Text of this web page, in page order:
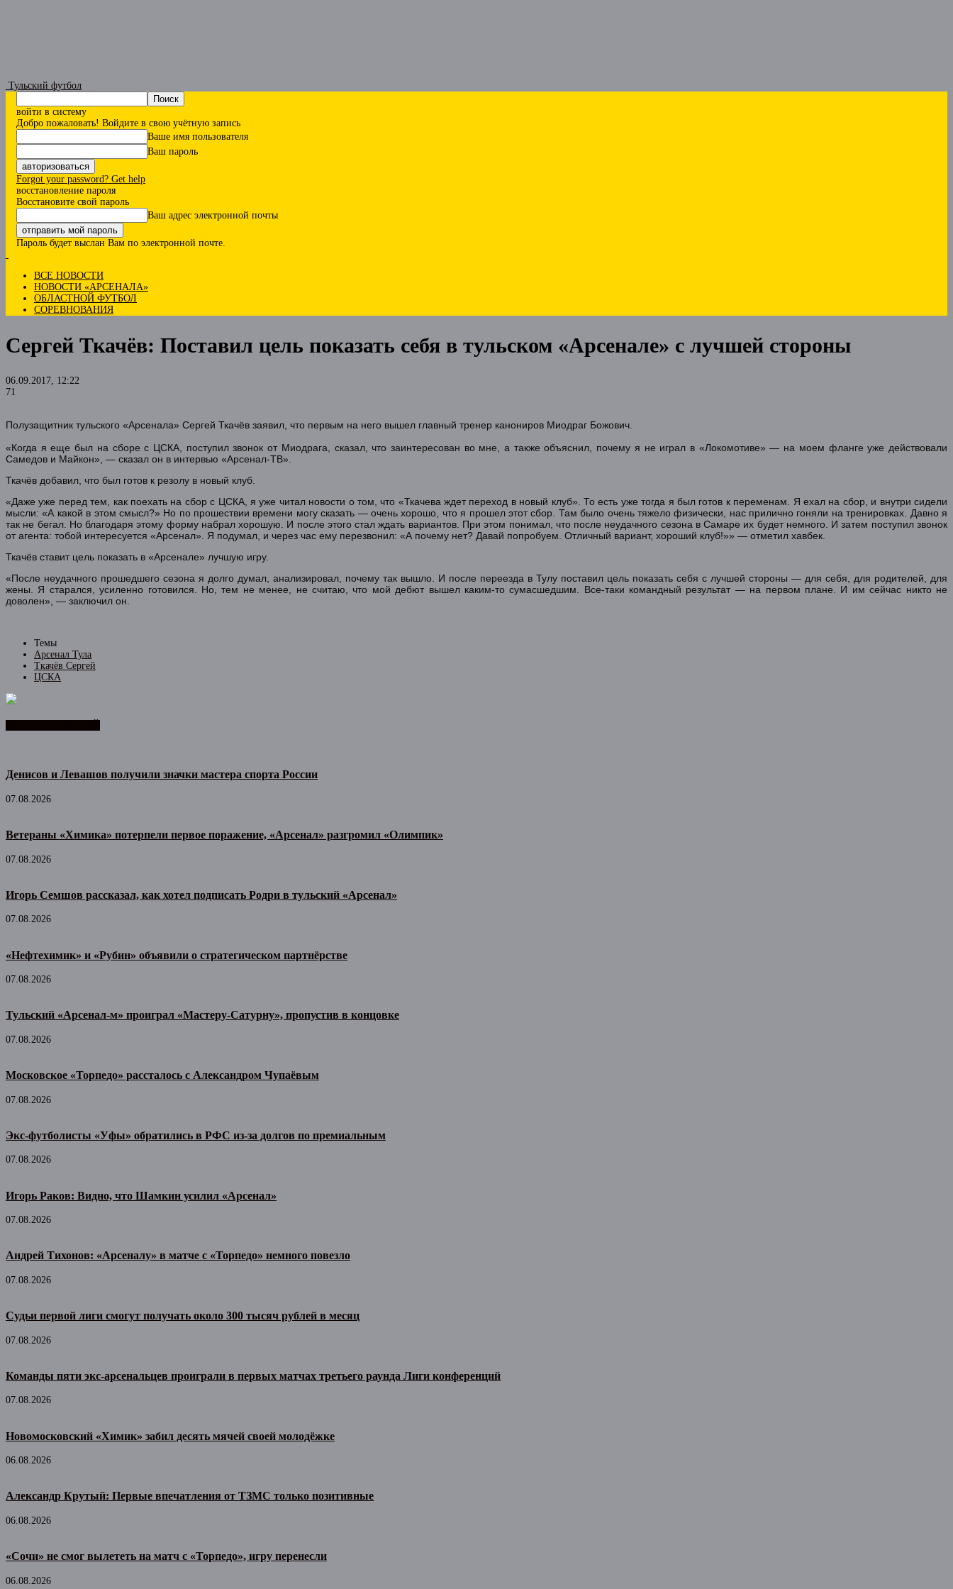
Тульский футбол
войти в систему
Добро пожаловать! Войдите в свою учётную запись
Ваше имя пользователя
Ваш пароль
Forgot your password? Get help
восстановление пароля
Восстановите свой пароль
Ваш адрес электронной почты
Пароль будет выслан Вам по электронной почте.
ВСЕ НОВОСТИ
НОВОСТИ «АРСЕНАЛА»
ОБЛАСТНОЙ ФУТБОЛ
СОРЕВНОВАНИЯ
Сергей Ткачёв: Поставил цель показать себя в тульском «Арсенале» с лучшей стороны
06.09.2017, 12:22
71
Полузащитник тульского «Арсенала» Сергей Ткачёв заявил, что первым на него вышел главный тренер канониров Миодраг Божович.
«Когда я еще был на сборе с ЦСКА, поступил звонок от Миодрага, сказал, что заинтересован во мне, а также объяснил, почему я не играл в «Локомотиве» — на моем фланге уже действовали
Самедов и Майкон», — сказал он в интервью «Арсенал-ТВ».
Ткачёв добавил, что был готов к резолу в новый клуб.
«Даже уже перед тем, как поехать на сбор с ЦСКА, я уже читал новости о том, что «Ткачева ждет переход в новый клуб». То есть уже тогда я был готов к переменам. Я ехал на сбор, и внутри сидели
мысли: «А какой в этом смысл?» Но по прошествии времени могу сказать — очень хорошо, что я прошел этот сбор. Там было очень тяжело физически, нас прилично гоняли на тренировках. Давно я
так не бегал. Но благодаря этому форму набрал хорошую. И после этого стал ждать вариантов. При этом понимал, что после неудачного сезона в Самаре их будет немного. И затем поступил звонок
от агента: тобой интересуется «Арсенал». Я подумал, и через час ему перезвонил: «А почему нет? Давай попробуем. Отличный вариант, хороший клуб!»» — отметил хавбек.
Ткачёв ставит цель показать в «Арсенале» лучшую игру.
«После неудачного прошедшего сезона я долго думал, анализировал, почему так вышло. И после переезда в Тулу поставил цель показать себя с лучшей стороны — для себя, для родителей, для
жены. Я старался, усиленно готовился. Но, тем не менее, не считаю, что мой дебют вышел каким-то сумасшедшим. Все-таки командный результат — на первом плане. И им сейчас никто не
доволен», — заключил он.
Темы
Арсенал Тула
Ткачёв Сергей
ЦСКА
Денисов и Левашов получили значки мастера спорта России
07.08.2026
Ветераны «Химика» потерпели первое поражение, «Арсенал» разгромил «Олимпик»
07.08.2026
Игорь Семшов рассказал, как хотел подписать Родри в тульский «Арсенал»
07.08.2026
«Нефтехимик» и «Рубин» объявили о стратегическом партнёрстве
07.08.2026
Тульский «Арсенал-м» проиграл «Мастеру-Сатурну», пропустив в концовке
07.08.2026
Московское «Торпедо» рассталось с Александром Чупаёвым
07.08.2026
Экс-футболисты «Уфы» обратились в РФС из-за долгов по премиальным
07.08.2026
Игорь Раков: Видно, что Шамкин усилил «Арсенал»
07.08.2026
Андрей Тихонов: «Арсеналу» в матче с «Торпедо» немного повезло
07.08.2026
Судьи первой лиги смогут получать около 300 тысяч рублей в месяц
07.08.2026
Команды пяти экс-арсенальцев проиграли в первых матчах третьего раунда Лиги конференций
07.08.2026
Новомосковский «Химик» забил десять мячей своей молодёжке
06.08.2026
Александр Крутый: Первые впечатления от ТЗМС только позитивные
06.08.2026
«Сочи» не смог вылететь на матч с «Торпедо», игру перенесли
06.08.2026